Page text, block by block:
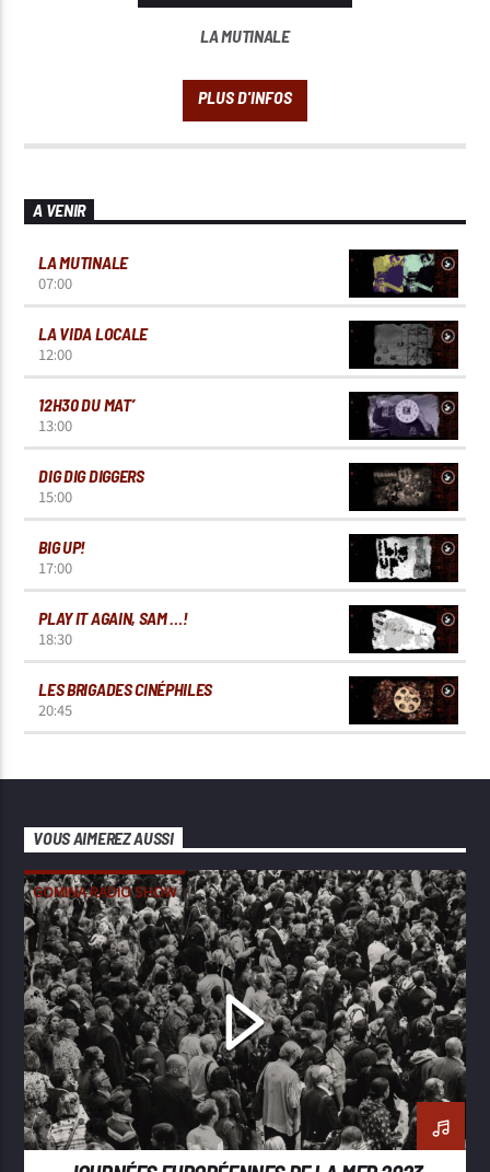
LA MUTINALE
A VENIR
LA MUTINALE
07:00
LA VIDA LOCALE
12:00
12H30 DU MAT’
13:00
DIG DIG DIGGERS
15:00
BIG UP!
17:00
PLAY IT AGAIN, SAM …!
18:30
LES BRIGADES CINÉPHILES
20:45
VOUS AIMEREZ AUSSI
GOMINA RADIO SHOW